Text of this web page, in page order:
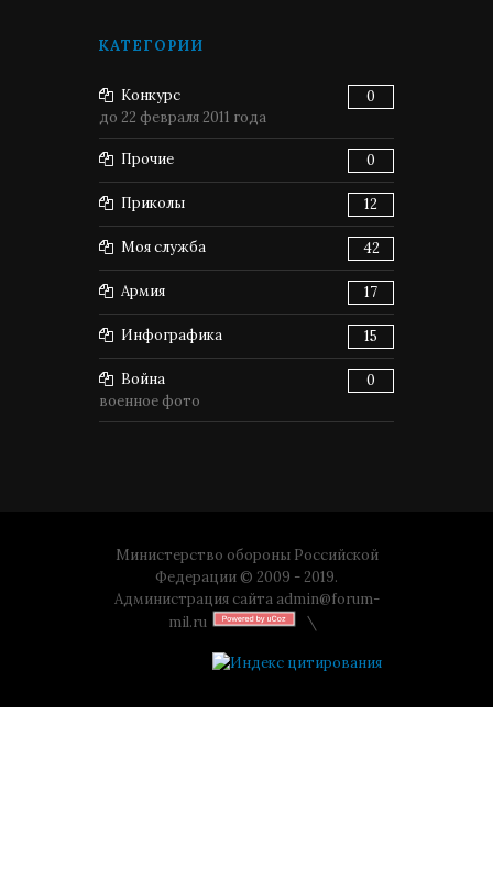
КАТЕГОРИИ
Конкурс
0
до 22 февраля 2011 года
Прочие 0
Приколы 12
Моя служба 42
Армия 17
Инфографика 15
Война
0
военное фото
Министерство обороны Российской
Федерации © 2009 - 2019.
Администрация сайта admin@forum-
mil.ru